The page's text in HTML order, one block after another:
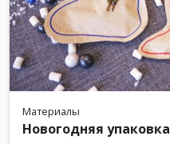
Материалы
Новогодняя упаковка